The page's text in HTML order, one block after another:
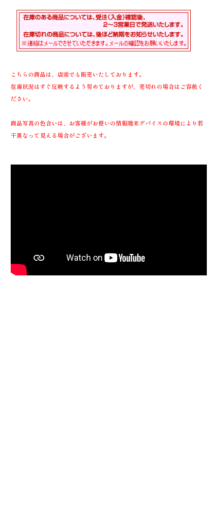
こちらの商品は、店頭でも販売いたしております。
在庫状況はすぐ反映するよう努めておりますが、売切れの場合はご容赦く
ださい。
商品写真の色合いは、お客様がお使いの情報端末デバイスの環境により若
干異なって見える場合がございます。